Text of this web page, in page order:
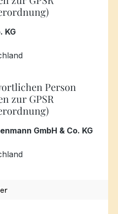
KG
Person
zur GPSR
GmbH & Co. KG